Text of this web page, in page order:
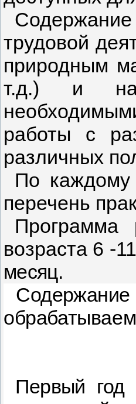
Содержание
трудовой
природным
т.д.) и
работы с
различных
По каждому
перечень
Программа
возраста 6 -
месяц.
Первый год